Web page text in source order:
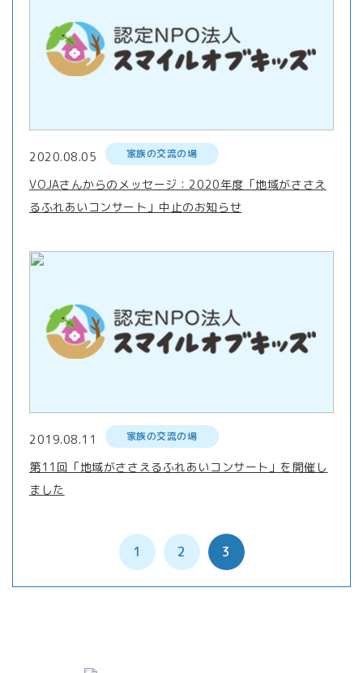
2020.08.05 家族の交流の場
VOJAさんからのメッセージ：2020年度「地域がささえ
るふれあいコンサート」中止のお知らせ
2019.08.11 家族の交流の場
第11回「地域がささえるふれあいコンサート」を開催し
ました
1 2 3